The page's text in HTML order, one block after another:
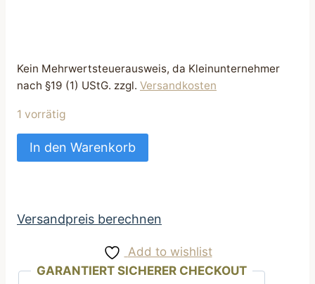
Kein Mehrwertsteuerausweis, da Kleinunternehmer
nach §19 (1) UStG. zzgl. Versandkosten
1 vorrätig
Impfpasshülle
Schutzhülle
Heimtierausweis
mit
In den Warenkorb
Versandpreis berechnen
Add to wishlist
GARANTIERT SICHERER CHECKOUT